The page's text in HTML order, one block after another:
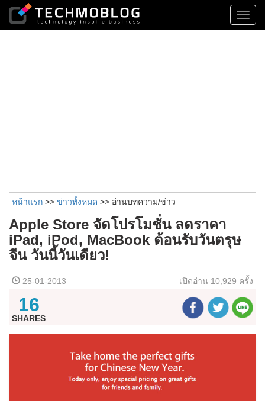
หน้าแรก >> ข่าวทั้งหมด >> อ่านบทความ/ข่าว
Apple Store จัดโปรโมชั่น ลดราคา
iPad, iPod, MacBook ต้อนรับวันตรุษ
จีน วันนี้วันเดียว!
25-01-2013 เปิดอ่าน 10,929 ครั้ง
16
SHARES